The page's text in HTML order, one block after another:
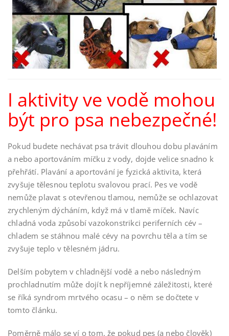
I aktivity ve vodě mohou
být pro psa nebezpečné!
Pokud budete nechávat psa trávit dlouhou dobu plaváním
a nebo aportováním míčku z vody, dojde velice snadno k
přehřátí. Plavání a aportování je fyzická aktivita, která
zvyšuje tělesnou teplotu svalovou prací. Pes ve vodě
nemůže plavat s otevřenou tlamou, nemůže se ochlazovat
zrychleným dýcháním, když má v tlamě míček. Navíc
chladná voda způsobí vazokonstrikci periferních cév –
chladem se stáhnou malé cévy na povrchu těla a tím se
zvyšuje teplo v tělesném jádru.
Delším pobytem v chladnější vodě a nebo následným
prochladnutím může dojít k nepříjemné záležitosti, které
se říká syndrom mrtvého ocasu – o něm se dočtete v
tomto článku.
Poměrně málo se ví o tom, že pokud pes (a nebo člověk)